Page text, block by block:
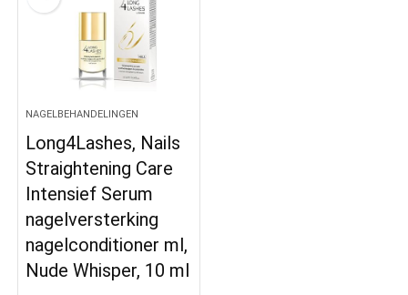
NAGELBEHANDELINGEN
Long4Lashes, Nails
Straightening Care
Intensief Serum
nagelversterking
nagelconditioner ml,
Nude Whisper, 10 ml